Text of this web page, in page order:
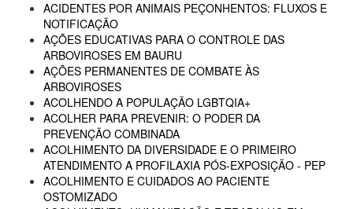
ACIDENTES POR ANIMAIS PEÇONHENTOS: FLUXOS E
NOTIFICAÇÃO
AÇÕES EDUCATIVAS PARA O CONTROLE DAS
ARBOVIROSES EM BAURU
AÇÕES PERMANENTES DE COMBATE ÀS
ARBOVIROSES
ACOLHENDO A POPULAÇÃO LGBTQIA+
ACOLHER PARA PREVENIR: O PODER DA
PREVENÇÃO COMBINADA
ACOLHIMENTO DA DIVERSIDADE E O PRIMEIRO
ATENDIMENTO A PROFILAXIA PÓS-EXPOSIÇÃO - PEP
ACOLHIMENTO E CUIDADOS AO PACIENTE
OSTOMIZADO